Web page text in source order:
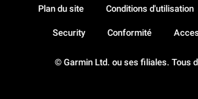
© Garmin Ltd. ou ses filiales. Tous
Plan du site Conditions d'utilisation
Security Conformité